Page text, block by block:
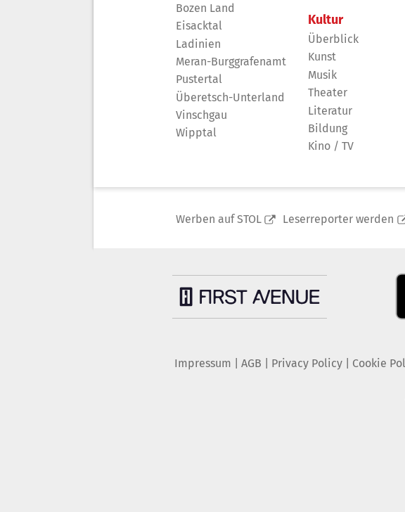
Bozen Land
Eisacktal
Ladinien
Meran-Burggrafenamt
Pustertal
Überetsch-Unterland
Vinschgau
Wipptal
Kultur
Überblick
Kunst
Musik
Theater
Literatur
Bildung
Kino / TV
Werben auf STOL Leserreporter werden
Impressum AGB Privacy Policy| Cookie